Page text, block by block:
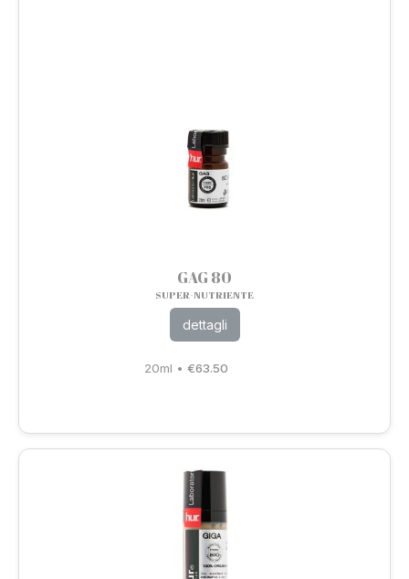
GAG 80
SUPER-NUTRIENTE
dettagli
20ml • €63.50